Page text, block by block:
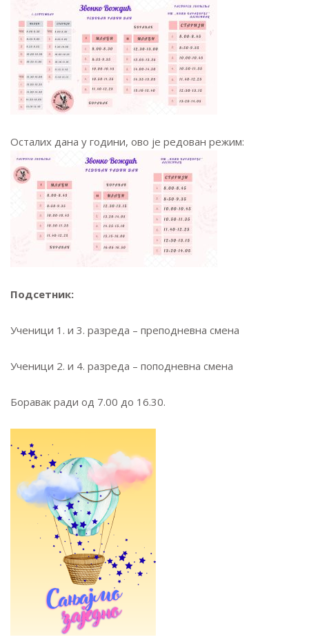
Осталих дана у години, ово је редован режим:
Подсетник:
Ученици 1. и 3. разреда – преподневна смена
Ученици 2. и 4. разреда – поподневна смена
Боравак ради од 7.00 до 16.30.